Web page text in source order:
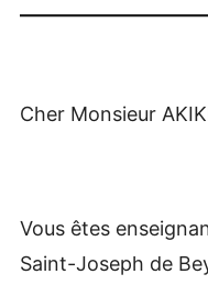
Cher Monsieur
Vous êtes
Saint-Joseph de